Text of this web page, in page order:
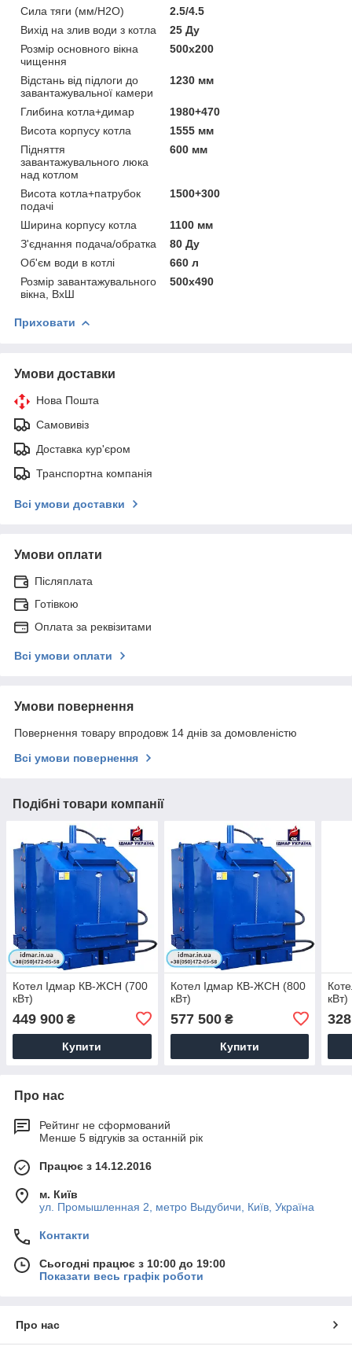
Сила тяги (мм/Н2О)
2.5/4.5
Вихід на злив води з котла
25 Ду
Розмір основного вікна
чищення
500х200
Відстань від підлоги до
завантажувальної камери
1230 мм
Глибина котла+димар
1980+470
Висота корпусу котла
1555 мм
Підняття
завантажувального люка
над котлом
600 мм
Висота котла+патрубок
подачі
1500+300
Ширина корпусу котла
1100 мм
З'єднання подача/обратка
80 Ду
Об'єм води в котлі
660 л
Розмір завантажувального
вікна, ВхШ
500х490
Приховати
Умови доставки
Нова Пошта
Самовивіз
Доставка кур'єром
Транспортна компанія
Всі умови доставки
Умови оплати
Післяплата
Готівкою
Оплата за реквізитами
Всі умови оплати
Умови повернення
Повернення товару впродовж 14 днів за домовленістю
Всі умови повернення
Подібні товари компанії
Котел Ідмар КВ-ЖСН (700
кВт)
449 900 ₴
Купити
Котел Ідмар КВ-ЖСН (800
кВт)
577 500₴
Купити
кВт)
Про нас
Рейтинг не сформований
Менше 5 відгуків за останній рік
Працює з 14.12.2016
м. Київ
ул. Промышленная 2, метро Выдубичи, Київ, Україна
Контакти
Сьогодні працює з 10:00 до 19:00
Показати весь графік роботи
Про нас